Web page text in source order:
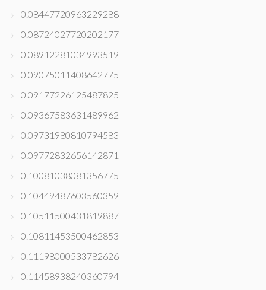
0.08447720963229288
0.08724027720202177
0.08912281034993519
0.09075011408642775
0.09177226125487825
0.09367583631489962
0.09731980810794583
0.09772832656142871
0.10081038081356775
0.10449487603560359
0.10511500431819887
0.10811453500462853
0.11198000533782626
0.11458938240360794